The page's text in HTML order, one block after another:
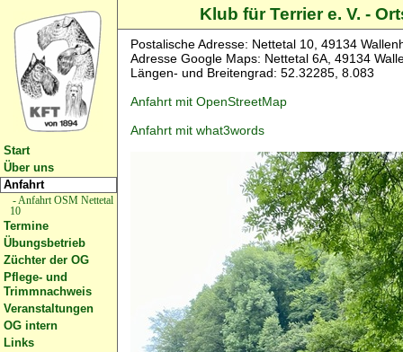
Start
Über uns
Anfahrt
- Anfahrt OSM Nettetal
10
Termine
Übungsbetrieb
Züchter der OG
Pflege- und
Trimmnachweis
Veranstaltungen
OG intern
Links
Klub für Terrier e. V. -
Postalische Adresse: Nettetal 10, 49134
Adresse Google Maps: Nettetal 6A, 49134
Längen- und Breitengrad: 52.32285, 8.083
Anfahrt mit OpenStreetMap
Anfahrt mit what3words